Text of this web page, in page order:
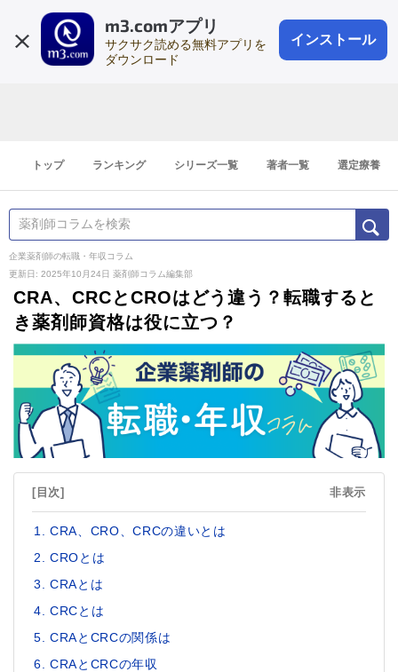
m3.comアプリ
サクサク読める無料アプリを
ダウンロード
インストール
会員登録
登録1分
トップ ランキング シリーズ一覧 著者一覧 選定療養
企業薬剤師の転職・年収コラム
更新日: 2025年10月24日 薬剤師コラム編集部
CRA、CRCとCROはどう違う？転職すると
き薬剤師資格は役に立つ？
[目次] 非表示
CRA、CRO、CRCの違いとは
CROとは
CRAとは
CRCとは
CRAとCRCの関係は
CRAとCRCの年収